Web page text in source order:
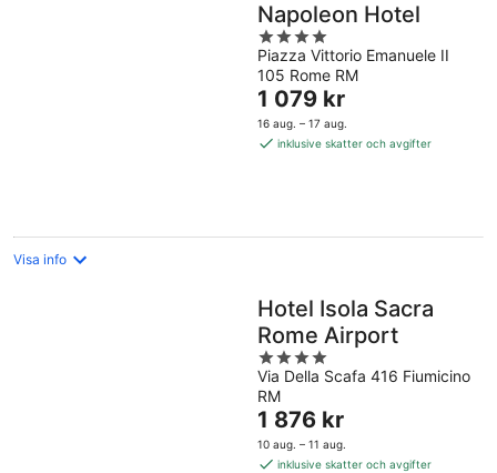
Napoleon Hotel
4
out
of
5
Piazza Vittorio Emanuele II
105 Rome RM
Priset
är
1 079 kr
1 079 kr
16 aug. – 17 aug.
inklusive skatter och avgifter
Visa info
Hotel Isola Sacra
Rome Airport
4
out
of
5
Via Della Scafa 416 Fiumicino
RM
Priset
är
1 876 kr
1 876 kr
10 aug. – 11 aug.
inklusive skatter och avgifter